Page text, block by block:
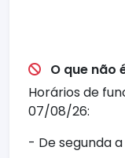
O que não
Horários de
07/08/26:
- De segunda